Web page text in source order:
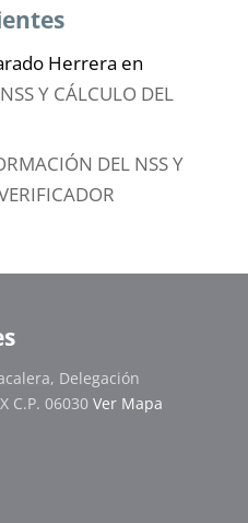
Herrera en
Y CÁLCULO DEL
DEL NSS Y
Delegación
C.P. 06030 Ver Mapa